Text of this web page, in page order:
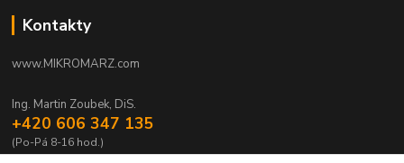
Kontakty
www.MIKROMARZ.com
Ing. Martin Zoubek, DiS.
+420 606 347 135
(Po-Pá 8-16 hod.)